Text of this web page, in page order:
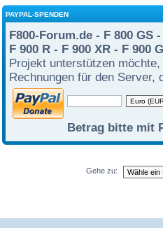
PAYPAL-SPENDEN
F800-Forum.de - F 800 GS
F 900 R - F 900 XR - F 900
Projekt unterstützen
Rechnungen für den Server,
Betrag bitte mit
Gehe zu: